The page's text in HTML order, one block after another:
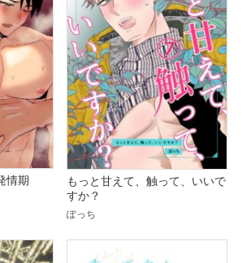
情期
もっと甘えて、触って、いいで
すか？
ぽっち